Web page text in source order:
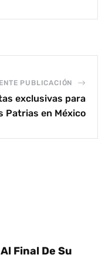
PUBLICACIÓN
exclusivas para
Patrias en México
Final De Su